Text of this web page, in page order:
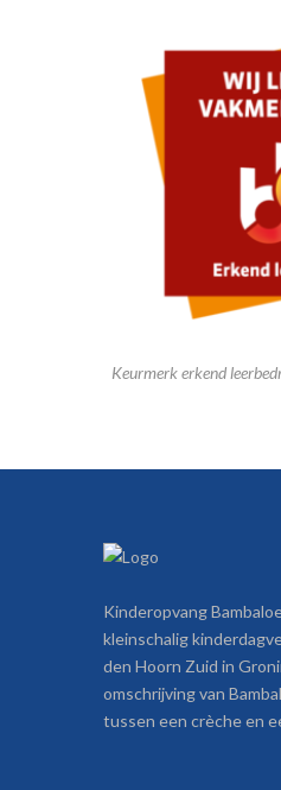
Keurmerk erkend
Kinderopvang
kleinschalig
den Hoorn Zuid in
omschrijving van
tussen een crèche en